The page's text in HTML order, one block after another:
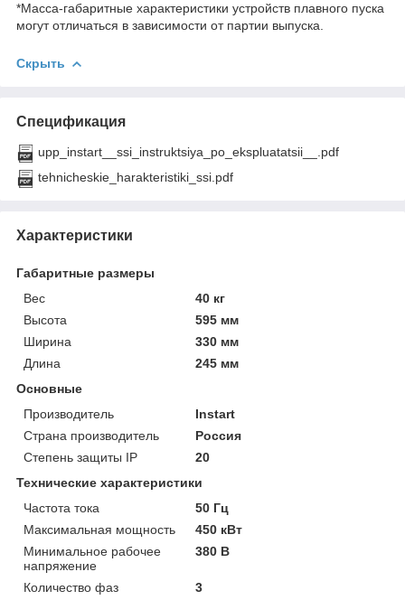
*Масса-габаритные характеристики устройств плавного пуска
могут отличаться в зависимости от партии выпуска.
Скрыть
Спецификация
upp_instart__ssi_instruktsiya_po_ekspluatatsii__.pdf
tehnicheskie_harakteristiki_ssi.pdf
Характеристики
Габаритные размеры
Вес
40 кг
Высота
595 мм
Ширина
330 мм
Длина
245 мм
Основные
Производитель
Instart
Страна производитель
Россия
Степень защиты IP
20
Технические характеристики
Частота тока
50 Гц
Максимальная мощность
450 кВт
Минимальное рабочее
напряжение
380 В
Количество фаз
3